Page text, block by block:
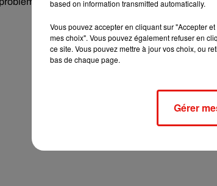
based on information transmitted automatically.
Vous pouvez accepter en cliquant sur "Accepter
mes choix". Vous pouvez également refuser en
ce site. Vous pouvez mettre à jour vos choix, ou
bas de chaque page.
Gérer